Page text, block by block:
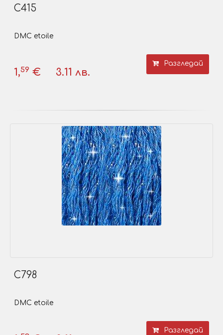
C415
DMC etoile
1,59 € 3.11 лв.
Разгледай
C798
DMC etoile
Разгледай